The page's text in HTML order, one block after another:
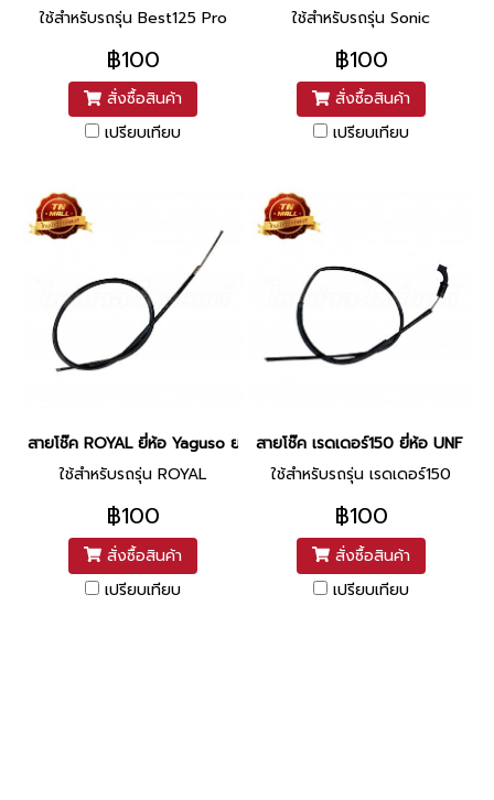
ใช้สำหรับรถรุ่น Best125 Pro
฿100
สั่งซื้อสินค้า
เปรียบเทียบ
ใช้สำหรับรถรุ่น Sonic
฿100
สั่งซื้อสินค้า
เปรียบเทียบ
สายโช๊ค ROYAL ยี่ห้อ Yaguso ยาว 32.2 นิ้ว
ใช้สำหรับรถรุ่น ROYAL
฿100
สั่งซื้อสินค้า
เปรียบเทียบ
สายโช๊ค เรดเดอร์150 ยี่ห้อ UNF ยา
ใช้สำหรับรถรุ่น เรดเดอร์150
฿100
สั่งซื้อสินค้า
เปรียบเทียบ